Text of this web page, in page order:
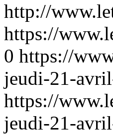
http://
https://
0 https://
jeudi-21-
https://
jeudi-21-